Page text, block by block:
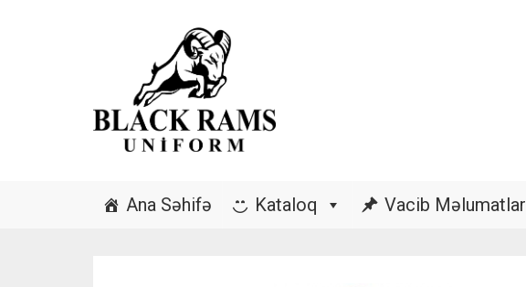
Ana Səhifə Kataloq Vacib Məlumatlar